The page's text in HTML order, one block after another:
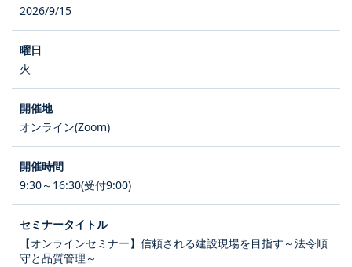
2026/9/15
火
オンライン(Zoom)
9:30～16:30(受付9:00)
【オンラインセミナー】信頼される建設現場を目指す～法令順
守と品質管理～